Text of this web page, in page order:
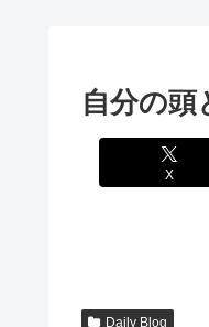
自分の頭
X
Daily Blog